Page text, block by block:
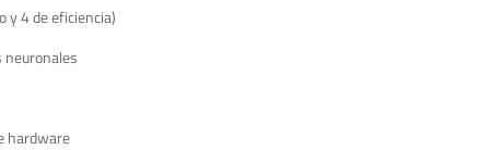
y 4 de eficiencia)
neuronales
hardware